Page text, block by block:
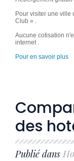
Pour visiter une ville
Club » .
Aucune cotisation
internet .
Pour en savoir plus
des
Publié dans